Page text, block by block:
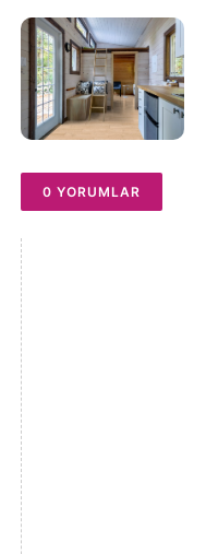
0 YORUMLAR